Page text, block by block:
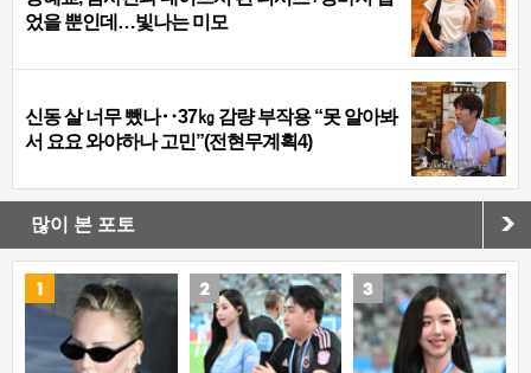
었을 뿐인데…빛나는 미모
신동 살 너무 뺐나‥37㎏ 감량 부작용 “못 알아봐
서 요요 와야하나 고민”(전현무계획4)
많이 본 포토